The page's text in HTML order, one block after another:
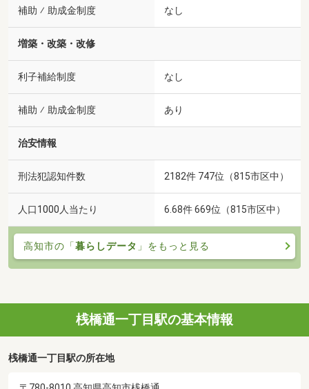
補助 ⁄ 助成金制度 なし
増築・改築・改修
利子補給制度 なし
補助 ⁄ 助成金制度 あり
治安情報
刑法犯認知件数 2182件 747位（815市区中）
人口1000人当たり 6.68件 669位（815市区中）
高知市の「暮らしデータ 」をもっと見る
桟橋通一丁目駅の基本情報
桟橋通一丁目駅の所在地